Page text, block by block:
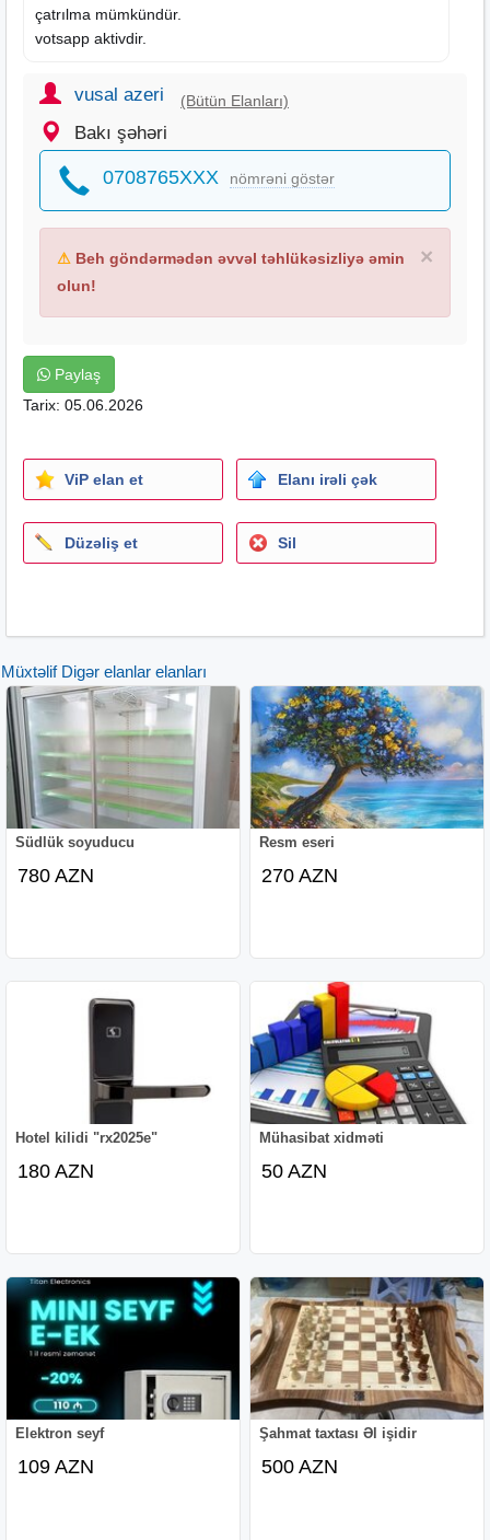
çatrılma mümkündür.
votsapp aktivdir.
vusal azeri (Bütün Elanları)
Bakı şəhəri
0708765XXX nömrəni göstər
×
⚠ Beh göndərmədən əvvəl təhlükəsizliyə əmin
olun!
Paylaş
Tarix: 05.06.2026
ViP elan et Elanı irəli çək
Düzəliş et Sil
Müxtəlif Digər elanlar elanları
Südlük soyuducu
780 AZN
Resm eseri
270 AZN
Hotel kilidi "rx2025e"
180 AZN
Mühasibat xidməti
50 AZN
Elektron seyf
109 AZN
Şahmat taxtası Əl işidir
500 AZN